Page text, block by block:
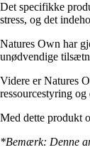
Det specifikke
stress, og det
Natures Own har
unødvendige
Videre er Natures
ressourcestyring og
Med dette produkt
*Bemærk: Denne